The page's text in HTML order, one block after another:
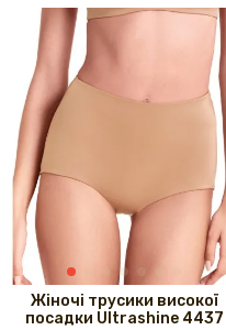
Жіночі трусики високої
посадки Ultrashine 4437